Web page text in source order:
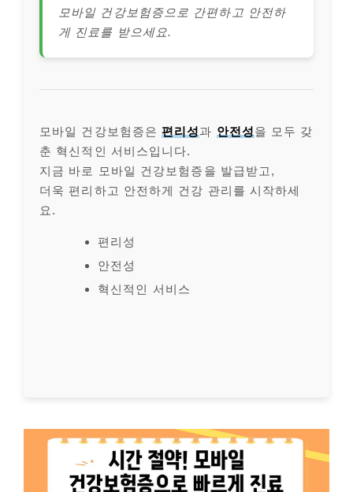
모바일 건강보험증으로 간편하고 안전하
게 진료를 받으세요.
모바일 건강보험증은편리성과 안전성을 모두 갖
춘 혁신적인 서비스입니다.
지금 바로 모바일 건강보험증을 발급받고,
더욱 편리하고 안전하게 건강 관리를 시작하세
요.
편리성
안전성
혁신적인 서비스